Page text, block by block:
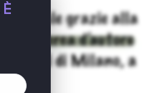
È